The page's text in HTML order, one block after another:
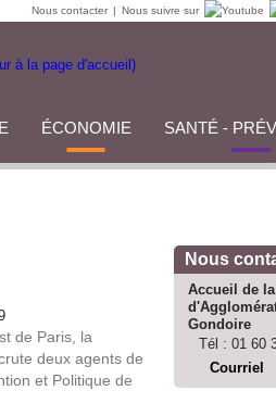
Nous contacter | Nous suivre sur
ÉCONOMIE SANTÉ -
de Paris, la
deux agents de
et Politique de
Nous
Accueil de
Gondoire
Tél : 01 60
Courriel